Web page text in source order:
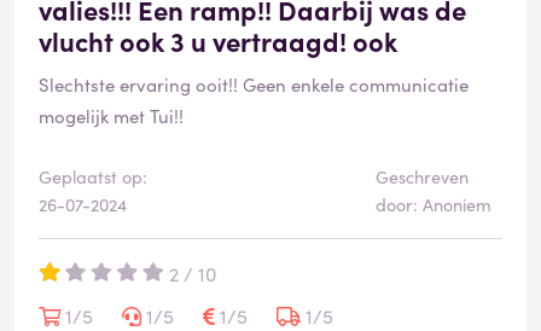
valies!!! Een ramp!! Daarbij was de
vlucht ook 3 u vertraagd! ook
Slechtste ervaring ooit!! Geen enkele communicatie
mogelijk met Tui!!
Geplaatst op:
26-07-2024
Geschreven
door: Anoniem
2 / 10
1/5
1/5 1/5
1/5